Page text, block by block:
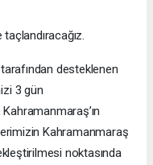
desteklenen
3 gün
Kahramanmaraş
noktasında